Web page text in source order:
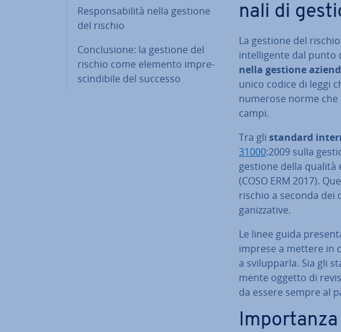
Re­spon­sa­bi­li­tà nella gestione
del rischio
Con­clu­sio­ne: la gestione del
rischio come elemento im­pre­
scin­di­bi­le del successo
na­li di
La gestione del
in­tel­li­gen­te dal punto
nella gestione
unico codice di leggi
numerose norme
campi.
Tra gli standard
31000:2009 sulla
gestione della qualità
(COSO ERM 2017).
rischio a seconda
ga­niz­za­ti­ve.
Le linee guida
imprese a mettere in
a svi­lup­par­la. Sia gli
men­te oggetto di
da essere sempre al